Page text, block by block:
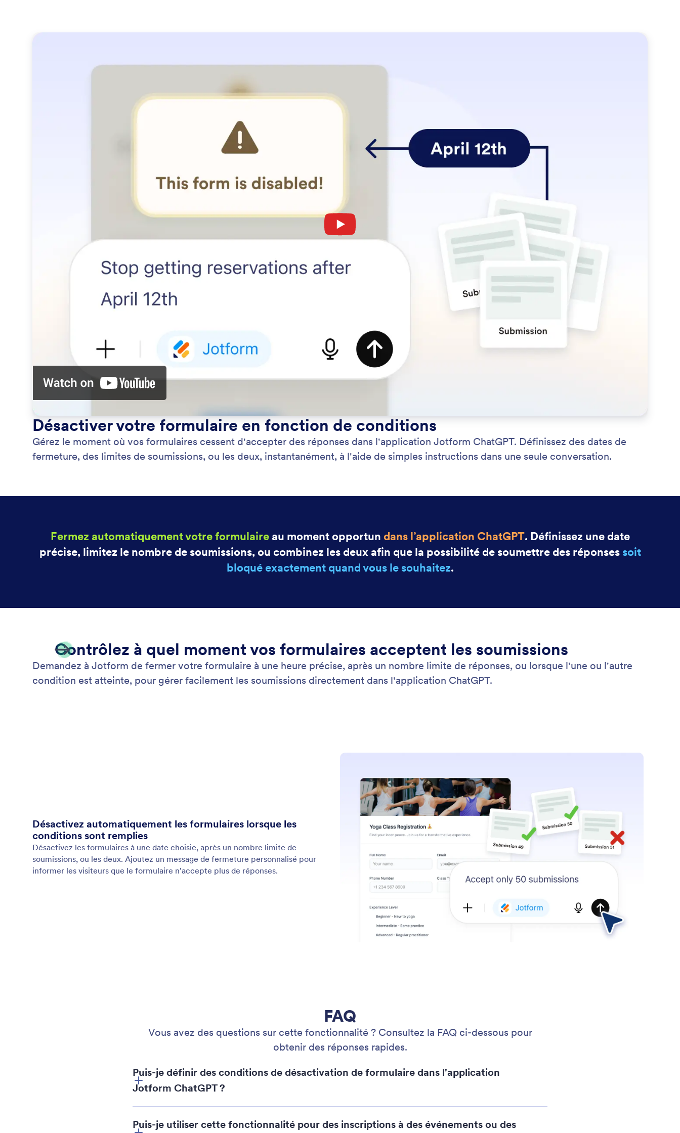
Désactiver votre formulaire en fonction de conditions
Gérez le moment où vos formulaires cessent d'accepter des réponses dans l'application Jotform ChatGPT. Définissez des dates de
fermeture, des limites de soumissions, ou les deux, instantanément, à l'aide de simples instructions dans une seule conversation.
Fermez automatiquement votre formulaire au moment opportun dans l’application ChatGPT. Définissez une date
précise, limitez le nombre de soumissions, ou combinez les deux afin que la possibilité de soumettre des réponses soit
bloqué exactement quand vous le souhaitez.
Contrôlez à quel moment vos formulaires acceptent les soumissions
Demandez à Jotform de fermer votre formulaire à une heure précise, après un nombre limite de réponses, ou lorsque l'une ou l'autre
condition est atteinte, pour gérer facilement les soumissions directement dans l'application ChatGPT.
Désactivez automatiquement les formulaires lorsque les
conditions sont remplies
Désactivez les formulaires à une date choisie, après un nombre limite de
soumissions, ou les deux. Ajoutez un message de fermeture personnalisé pour
informer les visiteurs que le formulaire n'accepte plus de réponses.
FAQ
Vous avez des questions sur cette fonctionnalité ? Consultez la FAQ ci-dessous pour
obtenir des réponses rapides.
Puis-je définir des conditions de désactivation de formulaire dans l'application
Jotform ChatGPT ?
Puis-je utiliser cette fonctionnalité pour des inscriptions à des événements ou des